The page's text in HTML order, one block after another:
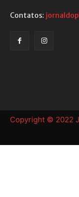
Contatos:
Copyright © 2022